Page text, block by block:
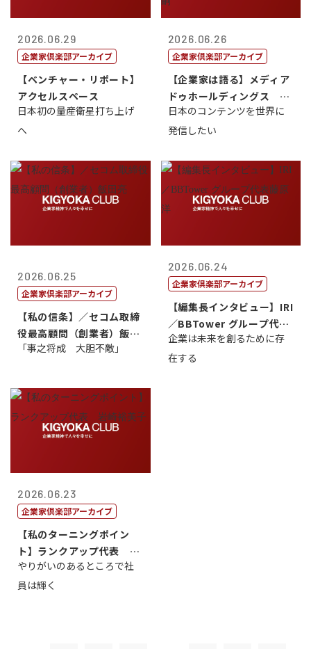
2026.06.29
企業家倶楽部アーカイブ
【ベンチャー・リポート】
アクセルスペース
日本初の量産衛星打ち上げ
へ
2026.06.26
企業家倶楽部アーカイブ
【企業家は語る】メディア
ドゥホールディングス 代
表取締役社長...
日本のコンテンツを世界に
発信したい
2026.06.25
企業家倶楽部アーカイブ
【私の信条】／セコム取締
役最高顧問（創業者）飯田
亮
「事之将成 大胆不敵」
2026.06.24
企業家倶楽部アーカイブ
【編集長インタビュー】IRI
／BBTower グループ代表
藤...
企業は未来を創るために存
在する
2026.06.23
企業家倶楽部アーカイブ
【私のターニングポイン
ト】ランクアップ代表 岩
崎裕美子
やりがいのあるところで社
員は輝く